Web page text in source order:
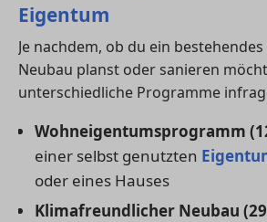
Eigentum
Je nachdem, ob du ein
Neubau planst oder sanieren
unterschiedliche Programme
Wohneigentumsprogramm
einer selbst genutzten
oder eines Hauses
Klimafreundlicher Neubau